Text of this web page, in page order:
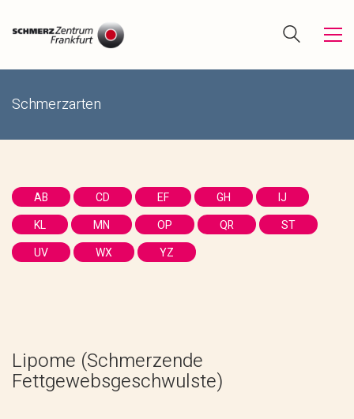
Schmerzarten
AB CD EF GH
IJ
KL
MN OP QR
ST
UV
WX YZ
Lipome (Schmerzende
Fettgewebsgeschwulste)